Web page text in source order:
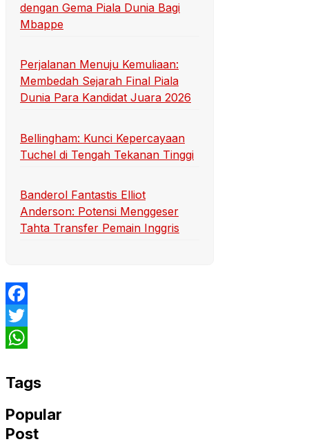
dengan Gema Piala Dunia Bagi
Mbappe
Perjalanan Menuju Kemuliaan:
Membedah Sejarah Final Piala
Dunia Para Kandidat Juara 2026
Bellingham: Kunci Kepercayaan
Tuchel di Tengah Tekanan Tinggi
Banderol Fantastis Elliot
Anderson: Potensi Menggeser
Tahta Transfer Pemain Inggris
Facebook
Twitter
Tags
Popular
Post